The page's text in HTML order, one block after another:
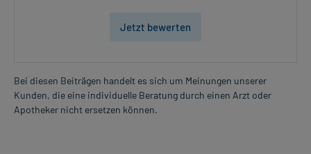
Jetzt bewerten
Bei diesen Beiträgen handelt es sich um Meinungen unserer
Kunden, die eine individuelle Beratung durch einen Arzt oder
Apotheker nicht ersetzen können.